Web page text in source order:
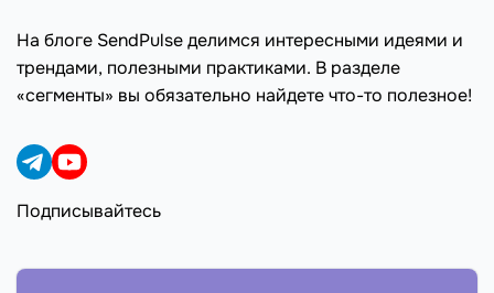
На блоге SendPulse делимся интересными идеями и
трендами, полезными практиками. В разделе
«сегменты» вы обязательно найдете что-то полезное!
Подписывайтесь